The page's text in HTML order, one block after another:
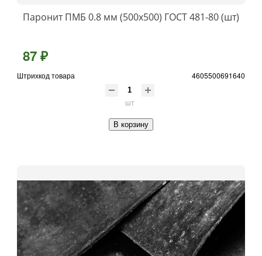
Паронит ПМБ 0.8 мм (500х500) ГОСТ 481-80 (шт)
87 ₽
Штрихкод товара 4605500691640
шт
В корзину